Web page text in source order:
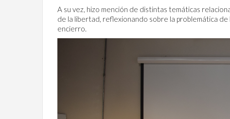
A su vez, hizo mención de distintas temáticas
de la libertad, reflexionando sobre la problemática
encierro.